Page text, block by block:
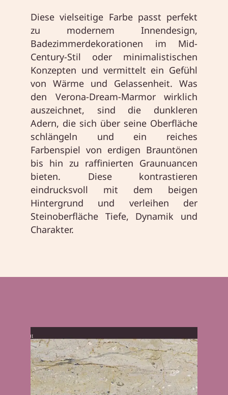
Diese vielseitige Farbe passt perfekt
zu modernem Innendesign,
Badezimmerdekorationen im Mid-
Century-Stil oder minimalistischen
Konzepten und vermittelt ein Gefühl
von Wärme und Gelassenheit. Was
den Verona-Dream-Marmor wirklich
auszeichnet, sind die dunkleren
Adern, die sich über seine Oberfläche
schlängeln und ein reiches
Farbenspiel von erdigen Brauntönen
bis hin zu raffinierten Graunuancen
bieten. Diese kontrastieren
eindrucksvoll mit dem beigen
Hintergrund und verleihen der
Steinoberfläche Tiefe, Dynamik und
Charakter.